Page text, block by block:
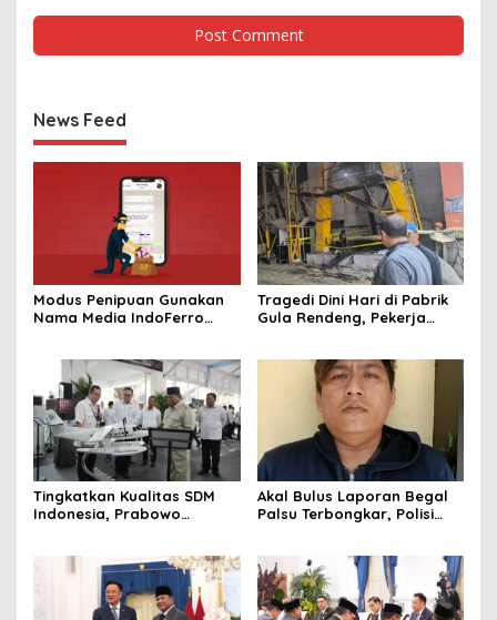
News Feed
Modus Penipuan Gunakan
Nama Media IndoFerro
Tragedi Dini Hari di Pabrik
Gula Rendeng, Pekerja
Tingkatkan Kualitas SDM
Indonesia, Prabowo
Terbaik Dunia
Akal Bulus Laporan Begal
Palsu Terbongkar, Polisi